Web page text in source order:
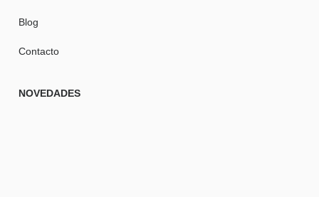
Blog
Contacto
NOVEDADES